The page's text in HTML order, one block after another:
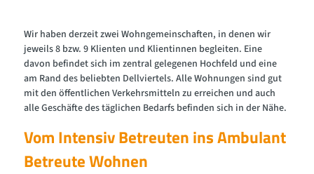
Wir haben derzeit zwei Wohngemeinschaften, in denen wir
jeweils 8 bzw. 9 Klienten und Klientinnen begleiten. Eine
davon befindet sich im zentral gelegenen Hochfeld und eine
am Rand des beliebten Dellviertels. Alle Wohnungen sind gut
mit den öffentlichen Verkehrsmitteln zu erreichen und auch
alle Geschäfte des täglichen Bedarfs befinden sich in der Nähe.
Vom Intensiv Betreuten ins Ambulant
Betreute Wohnen